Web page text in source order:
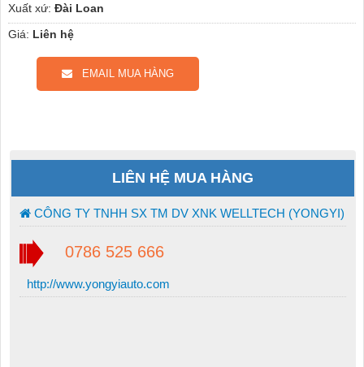
Xuất xứ: Đài Loan
Giá: Liên hệ
EMAIL MUA HÀNG
LIÊN HỆ MUA HÀNG
CÔNG TY TNHH SX TM DV XNK WELLTECH (YONGYI)
0786 525 666
http://www.yongyiauto.com